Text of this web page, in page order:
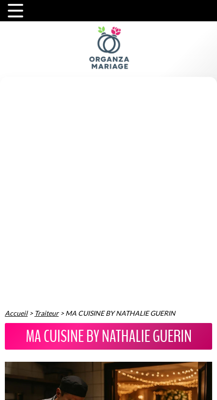
Accueil> Traiteur>MA CUISINE BY NATHALIE GUERIN
MA CUISINE BY NATHALIE GUERIN